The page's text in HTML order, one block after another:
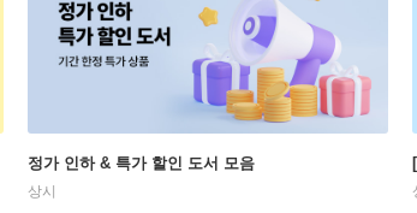
정가 인하 & 특가 할인 도서 모음
상시